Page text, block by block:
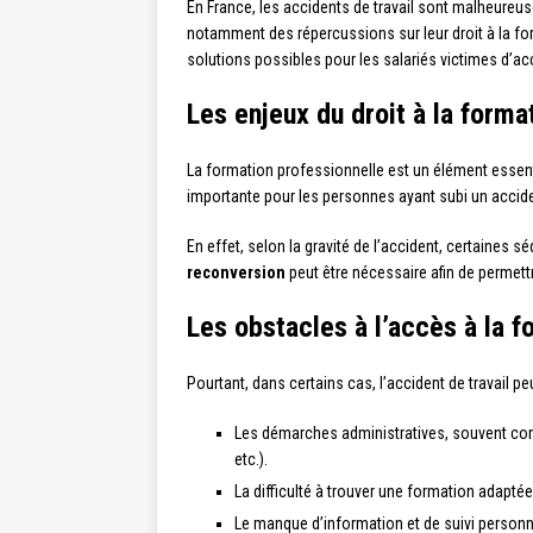
En France, les accidents de travail sont
notamment des répercussions sur leur droit à la
solutions possibles pour les salariés victimes
Les enjeux du droit à la
La formation professionnelle est un élément
importante pour les personnes ayant subi un
En effet, selon la gravité de l’accident, certaines
reconversion peut être nécessaire afin de
Les obstacles à l’accès à la
Pourtant, dans certains cas, l’accident de travail
Les démarches administratives, souvent
etc.).
La difficulté à trouver une formation
Le manque d’information et de suivi